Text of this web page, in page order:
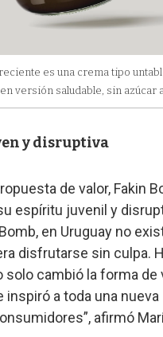
es una crema tipo
versión saludable, sin azúcar
y disruptiva
de valor, Fakin
espíritu juvenil y
en Uruguay no
disfrutarse sin culpa.
solo cambió la forma de
inspiró a toda una nueva
afirmó